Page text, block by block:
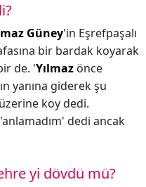
Güney'in Eşrefpaşalı
bir bardak koyarak
de. 'Yılmaz önce
yanına giderek şu
koy dedi.
dedi ancak
yi dövdü mü?